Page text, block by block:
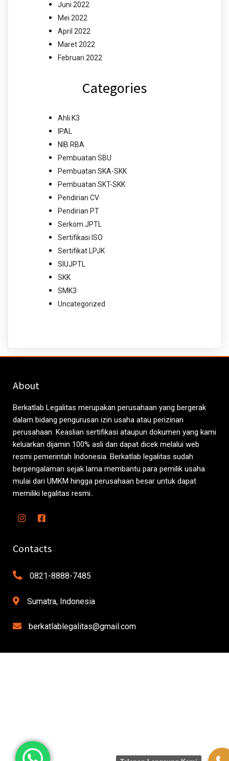
Juni 2022
Mei 2022
April 2022
Maret 2022
Februari 2022
Categories
Ahli K3
IPAL
NIB RBA
Pembuatan SBU
Pembuatan SKA-SKK
Pembuatan SKT-SKK
Pendirian CV
Pendirian PT
Serkom JPTL
Sertifikasi ISO
Sertifikat LPJK
SIUJPTL
SKK
SMK3
Uncategorized
About
Berkatlab Legalitas merupakan perusahaan yang bergerak
dalam bidang pengurusan izin usaha atau perizinan
perusahaan. Keaslian sertifikasi ataupun dokumen yang kami
keluarkan dijamin 100% asli dan dapat dicek melalui web
resmi pemerintah Indonesia. Berkatlab legalitas sudah
berpengalaman sejak lama membantu para pemilik usaha
mulai dari UMKM hingga perusahaan besar untuk dapat
memiliki legalitas resmi..
Contacts
0821-8888-7485
Sumatra, Indonesia
berkatlablegalitas@gmail.com